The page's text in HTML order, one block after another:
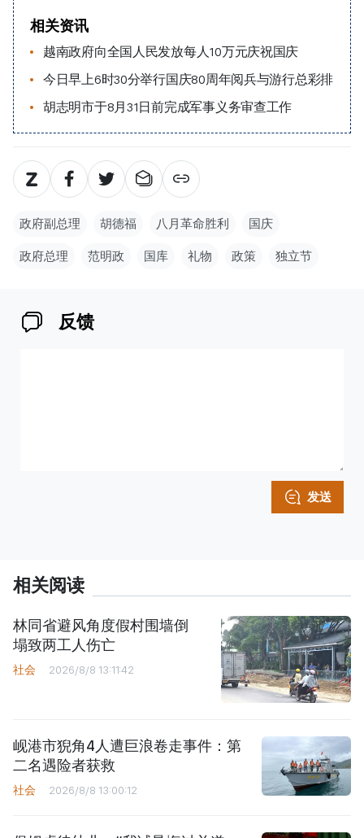
相关资讯
越南政府向全国人民发放每人10万元庆祝国庆
今日早上6时30分举行国庆80周年阅兵与游行总彩排
胡志明市于8月31日前完成军事义务审查工作
政府副总理 胡德福 八月革命胜利 国庆
政府总理 范明政 国库 礼物 政策 独立节
反馈
发送
相关阅读
林同省避风角度假村围墙倒
塌致两工人伤亡
社会 2026/8/8 13:11:42
岘港市猊角4人遭巨浪卷走事件：第
二名遇险者获救
社会 2026/8/8 13:00:12